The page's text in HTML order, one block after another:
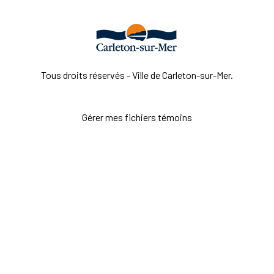
Tous droits réservés - Ville de Carleton-sur-Mer.
Gérer mes fichiers témoins